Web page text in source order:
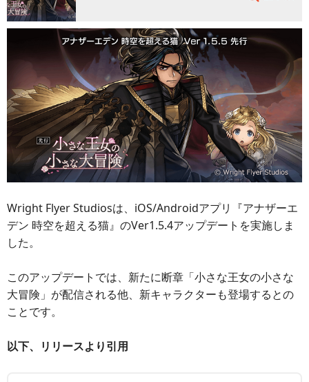
Wright Flyer Studiosは、iOS/Androidアプリ『アナザーエ
デン 時空を超える猫』のVer1.5.4アップデートを実施しま
した。
このアップデートでは、新たに断章「小さな王女の小さな
大冒険」が配信される他、新キャラクターも登場するとの
ことです。
以下、リリースより引用